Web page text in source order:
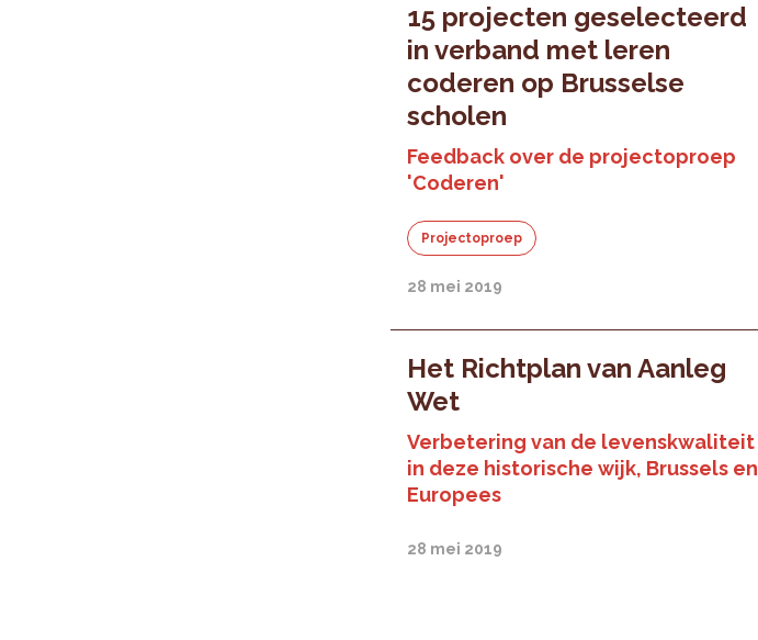
15 projecten geselecteerd
in verband met leren
coderen op Brusselse
scholen
Feedback over de projectoproep
'Coderen'
Projectoproep
28 mei 2019
Het Richtplan van Aanleg
Wet
Verbetering van de levenskwaliteit
in deze historische wijk, Brussels en
Europees
28 mei 2019